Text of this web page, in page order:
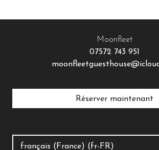
Moonfleet
07572 743 951
Réserver maintenant